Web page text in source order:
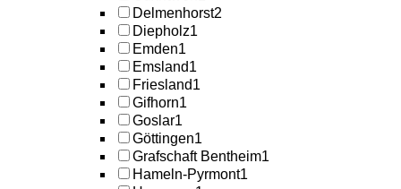
Delmenhorst2
Diepholz1
Emden1
Emsland1
Friesland1
Gifhorn1
Goslar1
Göttingen1
Grafschaft Bentheim1
Hameln-Pyrmont1